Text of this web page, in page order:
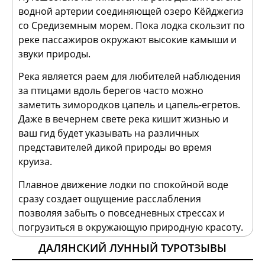
водной артерии соединяющей озеро Кёйджегиз
со Средиземным морем. Пока лодка скользит по
реке пассажиров окружают высокие камыши и
звуки природы.
Река является раем для любителей наблюдения
за птицами вдоль берегов часто можно
заметить зимородков цапель и цапель-егретов.
Даже в вечернем свете река кишит жизнью и
ваш гид будет указывать на различных
представителей дикой природы во время
круиза.
Плавное движение лодки по спокойной воде
сразу создает ощущение расслабления
позволяя забыть о повседневных стрессах и
погрузиться в окружающую природную красоту.
Ликийские царские гробницы
ДАЛЯНСКИЙ ЛУННЫЙ ТУРОТЗЫВЫ